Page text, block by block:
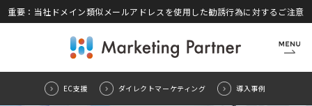
Menu
CLOSE
重要：当社ドメイン類似メールアドレスを使用した勧誘行為に対するご注意
EC支援 ダイレクトマーケティング 導入事例